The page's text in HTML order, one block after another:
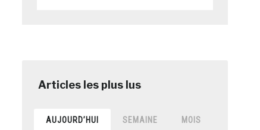
AUJOURD’HUI SEMAINE MOIS